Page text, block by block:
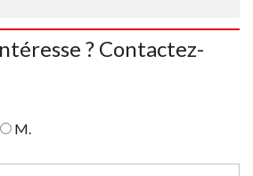
? Contactez-
M.